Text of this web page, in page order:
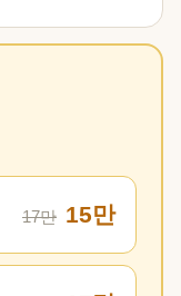
17만 15만